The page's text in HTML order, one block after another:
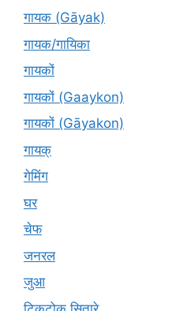
गायक (Gāyak)
गायक/गायिका
गायकों
गायकों (Gaaykon)
गायकों (Gāyakon)
गायक्
गेमिंग
घर
चेफ
जनरल
जुआ